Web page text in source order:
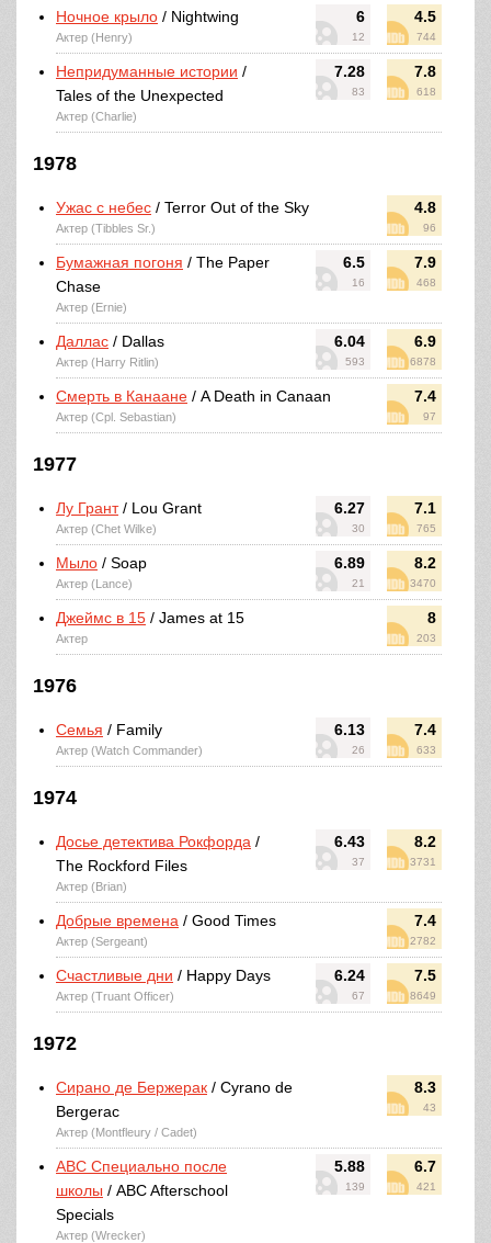
6
12
4.5
744
Ночное крыло / Nightwing
Актер (Henry)
7.28
83
7.8
618
Непридуманные истории /
Tales of the Unexpected
Актер (Charlie)
1978
4.8
96
Ужас с небес / Terror Out of the Sky
Актер (Tibbles Sr.)
6.5
16
7.9
468
Бумажная погоня / The Paper
Chase
Актер (Ernie)
6.04
593
6.9
6878
Даллас / Dallas
Актер (Harry Ritlin)
7.4
97
Смерть в Канаане / A Death in Canaan
Актер (Cpl. Sebastian)
1977
6.27
30
7.1
765
Лу Грант/ Lou Grant
Актер (Chet Wilke)
6.89
21
8.2
3470
Мыло / Soap
Актер (Lance)
8
203
Джеймс в 15 / James at 15
Актер
1976
6.13
26
7.4
633
Семья / Family
Актер (Watch Commander)
1974
6.43
37
8.2
3731
Досье детектива Рокфорда /
The Rockford Files
Актер (Brian)
7.4
2782
Добрые времена / Good Times
Актер (Sergeant)
6.24
67
7.5
8649
Счастливые дни / Happy Days
Актер (Truant Officer)
1972
8.3
43
Сирано де Бержерак / Cyrano de
Bergerac
Актер (Montfleury / Cadet)
5.88
139
6.7
421
ABC Специально после
школы / ABC Afterschool
Specials
Актер (Wrecker)